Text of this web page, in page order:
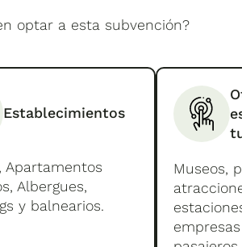
optar a esta subvención?
Establecimientos
Apartamentos
Albergues,
y balnearios.
Museos,